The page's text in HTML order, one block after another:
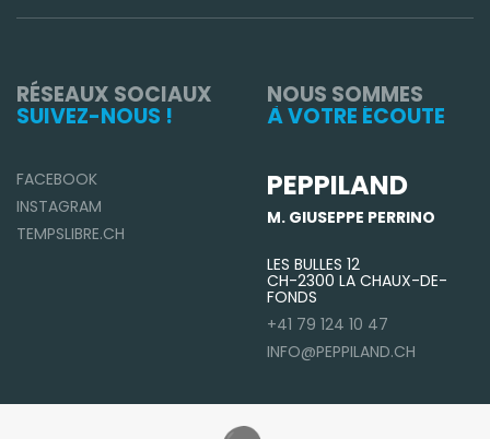
RÉSEAUX SOCIAUX
SUIVEZ-NOUS !
FACEBOOK
INSTAGRAM
TEMPSLIBRE.CH
NOUS SOMMES
À VOTRE ÉCOUTE
PEPPILAND
M. GIUSEPPE PERRINO
LES BULLES 12
CH-2300 LA CHAUX-DE-
FONDS
+41 79 124 10 47
INFO@PEPPILAND.CH